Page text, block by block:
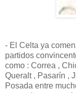
- El Celta ya
partidos
como : Correa ,
Queralt , Pasarín ,
Posada entre